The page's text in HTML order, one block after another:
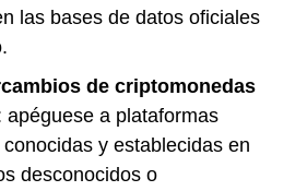
las bases de datos oficiales
de criptomonedas
apéguese a plataformas
y establecidas en
desconocidos o